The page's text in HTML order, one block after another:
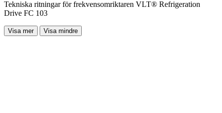
Tekniska ritningar för frekvensomriktaren VLT® Refrigeration
Drive FC 103
Visa mer Visa mindre